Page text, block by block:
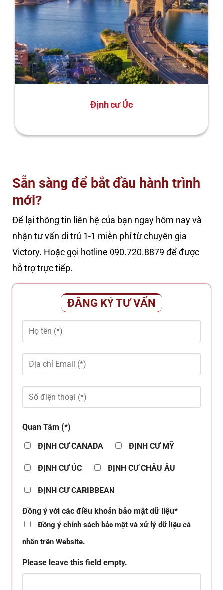
Định cư Úc
Sẵn sàng để bắt đầu hành trình
mới?
Để lại thông tin liên hệ của bạn ngay hôm nay và
nhận tư vấn di trú 1-1 miễn phí từ chuyên gia
Victory. Hoặc gọi hotline 090.720.8879 để được
hỗ trợ trực tiếp.
ĐĂNG KÝ TƯ VẤN
Quan Tâm (*)
ĐỊNH CƯ CANADA
ĐỊNH CƯ MỸ
ĐỊNH CƯ ÚC ĐỊNH CƯ CHÂU ÂU
ĐỊNH CƯ CARIBBEAN
Đồng ý với các điều khoản bảo mật dữ liệu*
Đồng ý chính sách bảo mật và xử lý dữ liệu cá
nhân trên Website.
Please leave this field empty.